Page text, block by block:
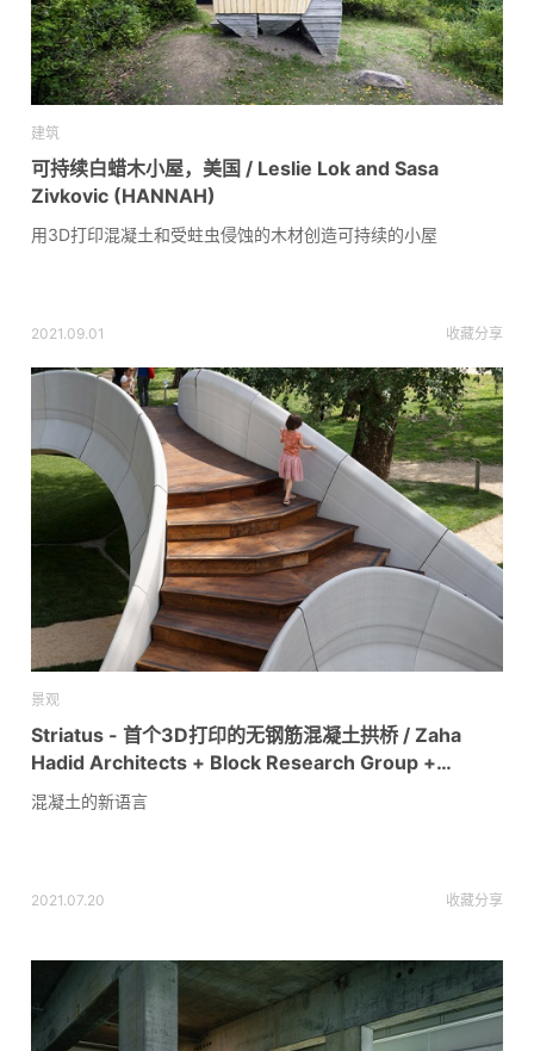
建筑
可持续白蜡木小屋，美国 / Leslie Lok and Sasa
Zivkovic (HANNAH)
用3D打印混凝土和受蛀虫侵蚀的木材创造可持续的小屋
2021.09.01 收藏分享
景观
Striatus - 首个3D打印的无钢筋混凝土拱桥 / Zaha
Hadid Architects + Block Research Group +
incremental3D
混凝土的新语言
2021.07.20 收藏分享